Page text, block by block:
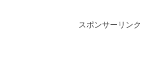
スポンサーリンク